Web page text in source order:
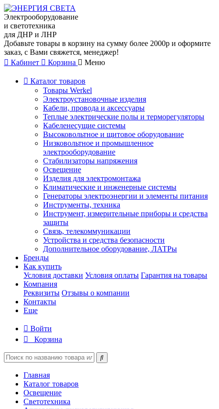
Электрооборудование
и светотехника
для ДНР и ЛНР
Добавьте товары в корзину на сумму более 2000р и оформите
заказ, с Вами свяжется, менеджер!
Кабинет
Корзина Меню
Каталог товаров
Товары Werkel
Электроустановочные изделия
Кабели, провода и аксессуары
Теплые электрические полы и терморегуляторы
Кабеленесущие системы
Высоковольтное и щитовое оборудование
Низковольтное и промышленное
электрооборудование
Стабилизаторы напряжения
Освещение
Изделия для электромонтажа
Климатические и инженерные системы
Генераторы электроэнергии и элементы питания
Инструменты, техника
Инструмент, измерительные приборы и средства
защиты
Связь, телекоммуникации
Устройства и средства безопасности
Дополнительное оборудование, ЛАТРы
Бренды
Как купить
Условия доставки Условия оплаты Гарантия на товары
Компания
Реквизиты Отзывы о компании
Контакты
Еще
Войти
Корзина
Главная
Каталог товаров
Освещение
Светотехника